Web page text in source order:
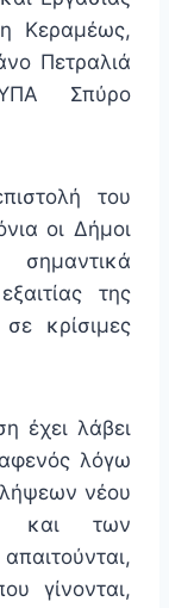
Κεραμέως,
Πετραλιά
Σπύρο
του
οι Δήμοι
σημαντικά
της
κρίσιμες
έχει λάβει
λόγω
νέου
και των
γίνονται,